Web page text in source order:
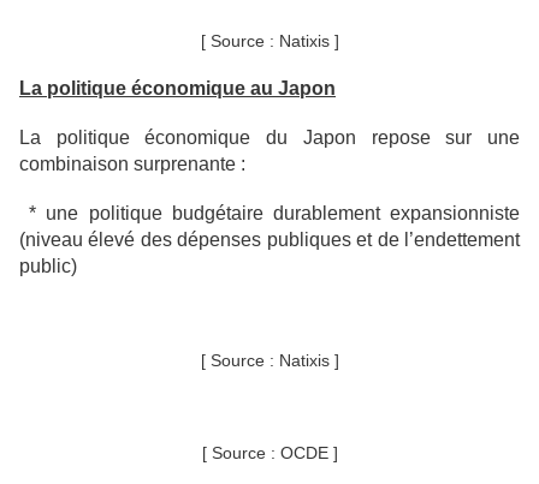
[ Source : Natixis ]
La politique économique au Japon
La politique économique du Japon repose sur une
combinaison surprenante :
* une politique budgétaire durablement expansionniste
(niveau élevé des dépenses publiques et de l’endettement
public)
[ Source : Natixis ]
[ Source : OCDE ]